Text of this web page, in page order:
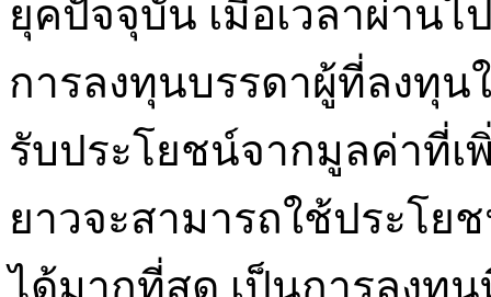
ยุคปัจจุบัน เมื่อเวลาผ่าน
การลงทุนบรรดาผู้ที่ลงทุ
รับประโยชน์จากมูลค่าที่เ
ยาวจะสามารถใช้ประโย
ได้มากที่สุด เป็นการลงทุ